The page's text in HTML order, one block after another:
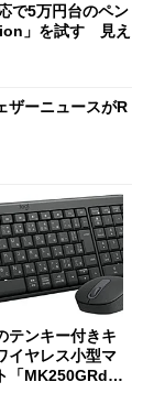
で5万円台のペン
」を試す 見え
ザーニュースがR
テンキー付きキ
イヤレス小型マ
「MK250GRd」